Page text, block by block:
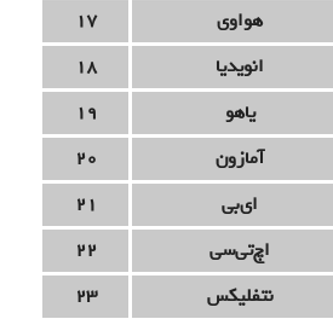
هواوی
17
انویدیا
18
یاهو
19
آمازون
20
ای‌بی
21
اچ‌تی‌سی
22
نتفلیکس
23